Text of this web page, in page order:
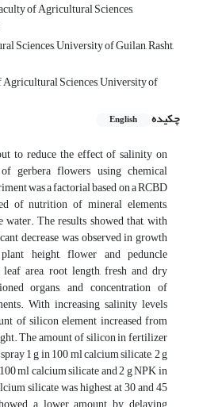
of Agricultural Sciences,
Sciences, University of Guilan, Rasht,
Agricultural Sciences, University of
چکیده
English
to reduce the effect of salinity on
gerbera flowers using chemical
was a factorial based on a RCBD
of nutrition of mineral elements,
The results showed that, with
decrease was observed in growth
height, flower and peduncle
area, root length, fresh and dry
organs, and concentration of
With increasing salinity levels
of silicon element increased from
The amount of silicon in fertilizer
1 g in 100 ml calcium silicate, 2 g
ml calcium silicate and 2 g NPK in
silicate was highest at 30 and 45